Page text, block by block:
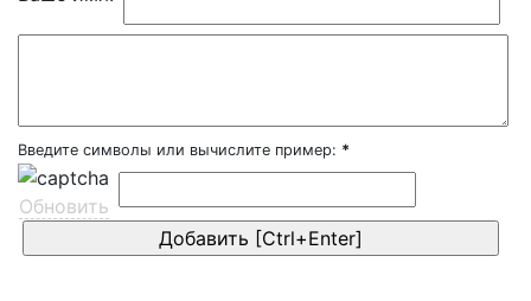
Введите символы или вычислите пример: *
Обновить